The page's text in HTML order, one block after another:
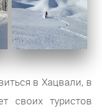
в Хацвали, в
своих туристов